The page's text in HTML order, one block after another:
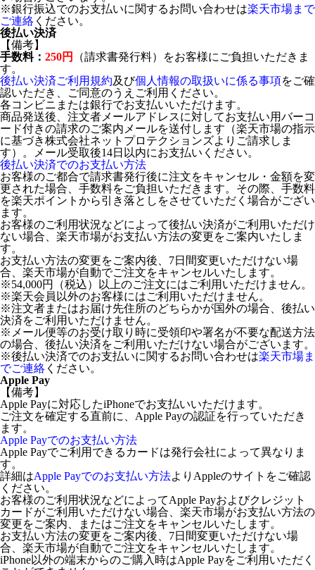
※銀行振込でのお支払いに関するお問い合わせは楽天市場まで
ご連絡 ください。
後払い決済
【備考】
手数料： 250円
（請求書発行料）をお客様にご負担いただきま
す。
後払い決済ご利用規約及び個人情報の取扱いに係る事項をご確
認いただき、ご同意のうえご利用ください。
各コンビニまたは銀行でお支払いいただけます。
商品発送後、注文者メールアドレスに対してお支払い用バーコ
ード付きの請求のご案内メールを送付します（楽天市場の指示
に基づき株式会社ネットプロテクションズよりご請求しま
す）。メール受取後14日以内にお支払いください。
後払い決済でのお支払い方法
お客様のご都合で請求書発行後に注文をキャンセル・金額を変
更された場合、手数料をご負担いただきます。その際、手数料
を楽天ポイントから引き落としをさせていただく場合がござい
ます。
お客様のご利用状況などによって後払い決済がご利用いただけ
ない場合、楽天市場がお支払い方法の変更をご案内いたしま
す。
お支払い方法の変更をご案内後、7日間変更いただけない場
合、楽天市場が自動でご注文をキャンセルいたします。
※54,000円（税込）以上のご注文にはご利用いただけません。
※楽天会員以外のお客様にはご利用いただけません。
※注文者またはお届け先住所のどちらかが国外の場合、後払い
決済をご利用いただけません。
※メール便等のお受け取り時に受領印や署名が不要な配送方法
の場合、後払い決済をご利用いただけない場合がございます。
※後払い決済でのお支払いに関するお問い合わせは楽天市場ま
でご連絡 ください。
Apple Pay
【備考】
Apple Payに対応したiPhoneでお支払いいただけます。
ご注文を確定する直前に、Apple Payの認証を行っていただき
ます。
Apple Payでのお支払い方法
Apple Payでご利用できるカードは発行会社によって異なりま
す。
詳細はApple Payでのお支払い方法よりAppleのサイトをご確認
ください。
お客様のご利用状況などによってApple Payおよびクレジット
カードがご利用いただけない場合、楽天市場がお支払い方法の
変更をご案内、またはご注文をキャンセルいたします。
お支払い方法の変更をご案内後、7日間変更いただけない場
合、楽天市場が自動でご注文をキャンセルいたします。
iPhone以外の端末からのご購入時はApple Payをご利用いただく